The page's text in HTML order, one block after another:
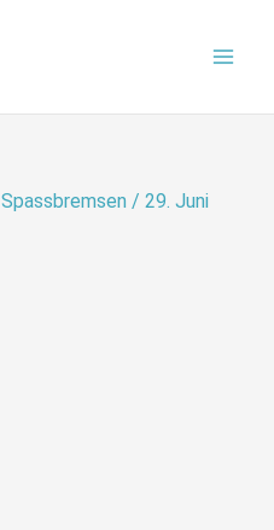
Spassbremsen / 29. Juni